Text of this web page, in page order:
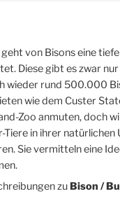
von Bisons eine
Diese gibt es zwar
rund 500.000
wie dem Custer
Zoo anmuten, doch
in ihrer
Sie vermitteln eine
zu Bison /